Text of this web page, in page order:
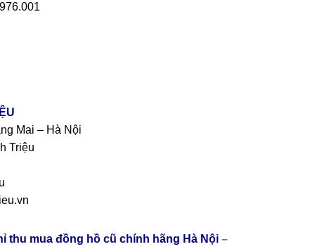
Mai – Hà Nội
Triệu
thu mua đồng hồ cũ chính hãng Hà Nội –